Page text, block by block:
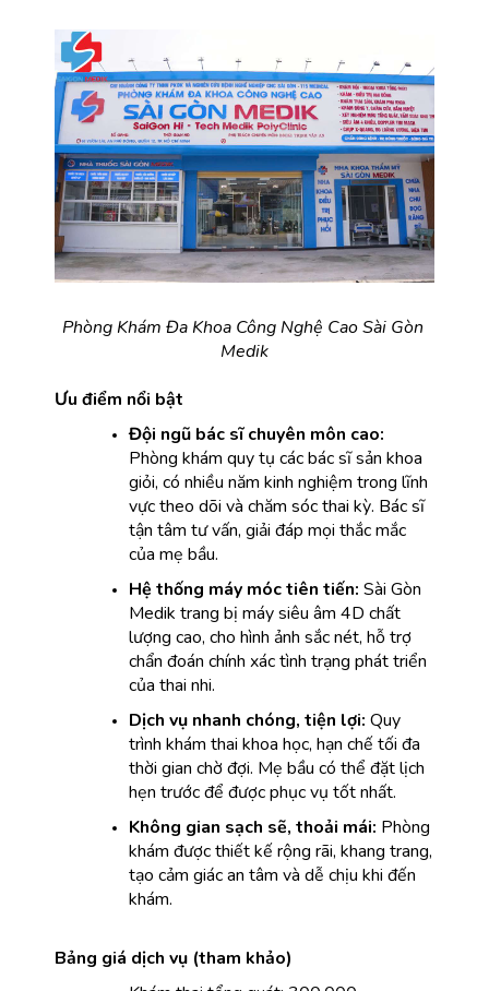
Phòng Khám Đa Khoa Công Nghệ Cao Sài Gòn
Medik
Ưu điểm nổi bật
Đội ngũ bác sĩ chuyên môn cao:
Phòng khám quy tụ các bác sĩ sản khoa
giỏi, có nhiều năm kinh nghiệm trong lĩnh
vực theo dõi và chăm sóc thai kỳ. Bác sĩ
tận tâm tư vấn, giải đáp mọi thắc mắc
của mẹ bầu.
Hệ thống máy móc tiên tiến: Sài Gòn
Medik trang bị máy siêu âm 4D chất
lượng cao, cho hình ảnh sắc nét, hỗ trợ
chẩn đoán chính xác tình trạng phát triển
của thai nhi.
Dịch vụ nhanh chóng, tiện lợi: Quy
trình khám thai khoa học, hạn chế tối đa
thời gian chờ đợi. Mẹ bầu có thể đặt lịch
hẹn trước để được phục vụ tốt nhất.
Không gian sạch sẽ, thoải mái: Phòng
khám được thiết kế rộng rãi, khang trang,
tạo cảm giác an tâm và dễ chịu khi đến
khám.
Bảng giá dịch vụ (tham khảo)